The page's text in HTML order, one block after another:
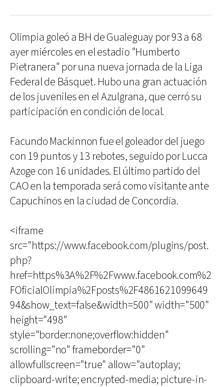
Olimpia goleó a BH de Gualeguay por 93 a 68
ayer miércoles en el estadio "Humberto
Pietranera" por una nueva jornada de la Liga
Federal de Básquet. Hubo una gran actuación
de los juveniles en el Azulgrana, que cerró su
participación en condición de local.
Facundo Mackinnon fue el goleador del juego
con 19 puntos y 13 rebotes, seguido por Lucca
Azoge con 16 unidades. El último partido del
CAO en la temporada será como visitante ante
Capuchinos en la ciudad de Concordia.
<iframe
src="https://www.facebook.com/plugins/post.
php?
href=https%3A%2F%2Fwww.facebook.com%2
FOficialOlimpia%2Fposts%2F4861621099649
94&show_text=false&width=500" width="500"
height="498"
style="border:none;overflow:hidden"
scrolling="no" frameborder="0"
allowfullscreen="true" allow="autoplay;
clipboard-write; encrypted-media; picture-in-